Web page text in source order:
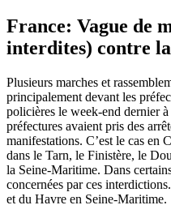
France: Vague de
interdites) contre
Plusieurs marches et
principalement devant les
policières le week-end dernier
préfectures avaient pris des
manifestations. C’est le cas en
dans le Tarn, le Finistère, le
la Seine-Maritime. Dans
concernées par ces
et du Havre en Seine-Maritime.